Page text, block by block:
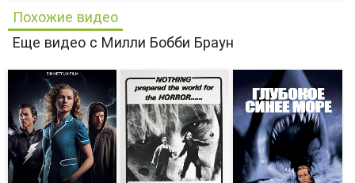
Похожие видео
Еще видео с Милли Бобби Браун